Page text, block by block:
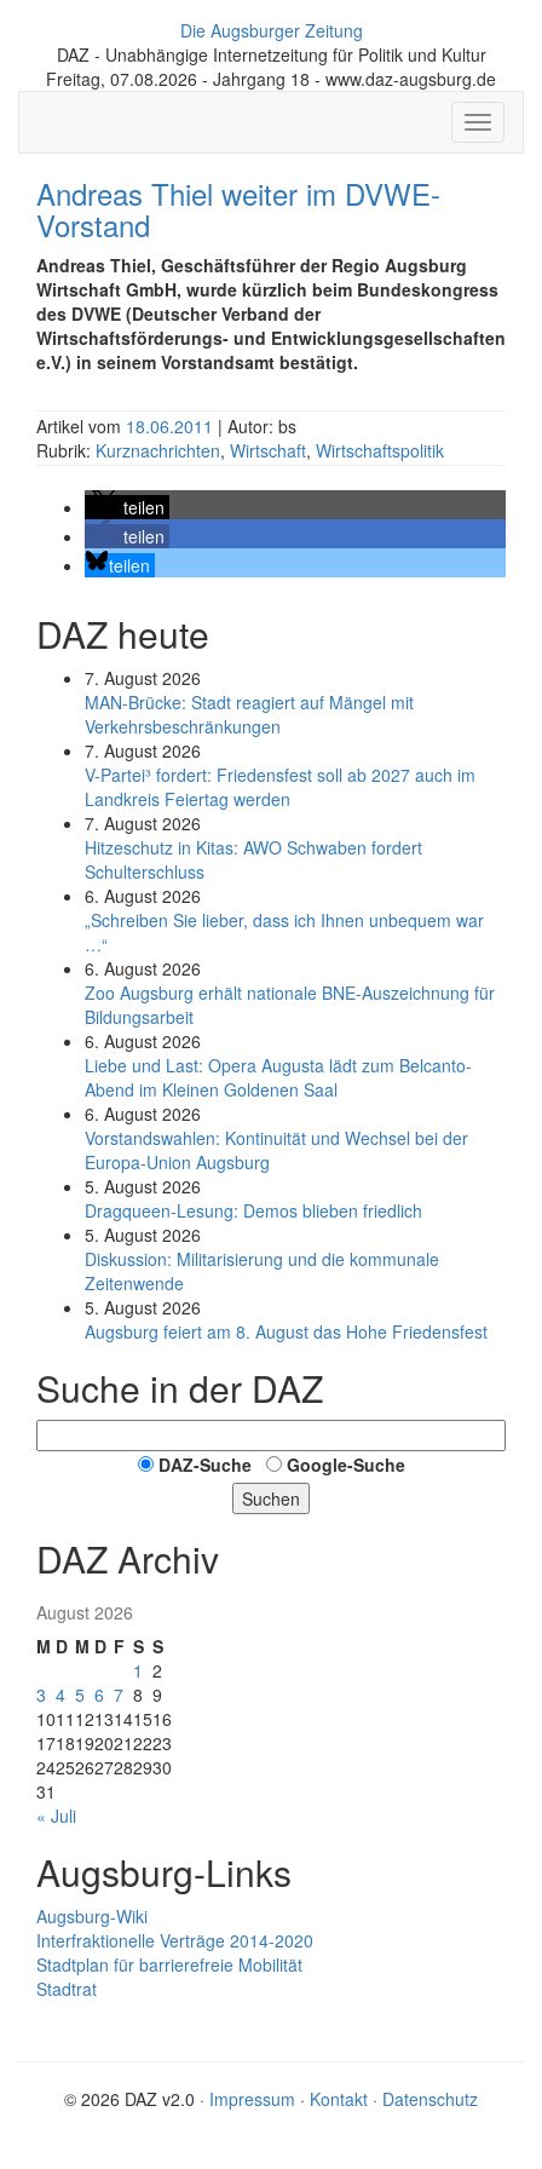
Die Augsburger Zeitung
DAZ - Unabhängige Internetzeitung für Politik und Kultur
Freitag, 07.08.2026 - Jahrgang 18 - www.daz-augsburg.de
Toggle
Andreas Thiel weiter im DVWE-
Vorstand
Andreas Thiel, Geschäftsführer der Regio Augsburg
Wirtschaft GmbH, wurde kürzlich beim Bundeskongress
des DVWE (Deutscher Verband der
Wirtschaftsförderungs- und Entwicklungsgesellschaften
e.V.) in seinem Vorstandsamt bestätigt.
Artikel vom 18.06.2011 | Autor: bs
Rubrik: Kurznachrichten, Wirtschaft, Wirtschaftspolitik
teilen
teilen
teilen
DAZ heute
7. August 2026
MAN-Brücke: Stadt reagiert auf Mängel mit
Verkehrsbeschränkungen
7. August 2026
V-Partei­³ fordert: Friedens­fest soll ab 2027 auch im
Land­kreis Feier­tag werden
7. August 2026
Hitzeschutz in Kitas: AWO Schwaben fordert
Schulterschluss
6. August 2026
„Schreiben Sie lieber, dass ich Ihnen unbequem war
…“
6. August 2026
Zoo Augsburg erhält nationale BNE-Auszeichnung für
Bildungsarbeit
6. August 2026
Liebe und Last: Opera Augusta lädt zum Belcanto-
Abend im Kleinen Goldenen Saal
6. August 2026
Vorstandswahlen: Kontinuität und Wechsel bei der
Europa-Union Augsburg
5. August 2026
Dragqueen-Lesung: Demos blieben friedlich
5. August 2026
Diskussion: Mi­li­ta­ri­sie­rung und die kommunale
Zeitenwende
5. August 2026
Augsburg feiert am 8. August das Hohe Friedensfest
Suche in der DAZ
DAZ-Suche
Google-Suche
Suchen
DAZ Archiv
August 2026
M D M D F S S
1 2
3 4 5 6 7 8 9
1011 1213141516
17181920212223
24252627282930
31
« Juli
Augsburg-Links
Augsburg-Wiki
Interfraktionelle Verträge 2014-2020
Stadtplan für barrierefreie Mobilität
Stadtrat
© 2026 DAZ v2.0 · Impressum · Kontakt · Datenschutz